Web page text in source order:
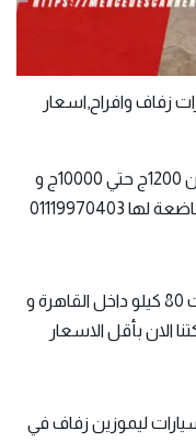
زفاف وافراح,اسعار
تبدأ أسعار ايجار سيارات زفاف في مصر من 1200ج حتي 10000ج و
ذلك علي حسب نوع كل سيارة و الفئة الخاضعة لها 01119970403
سعر ايجار ليموزين زفاف يشمل 8 ساعات 80 كيلو داخل القاهرة و
الان بأقل الاسعار
سيارات ليموزين زفاف في